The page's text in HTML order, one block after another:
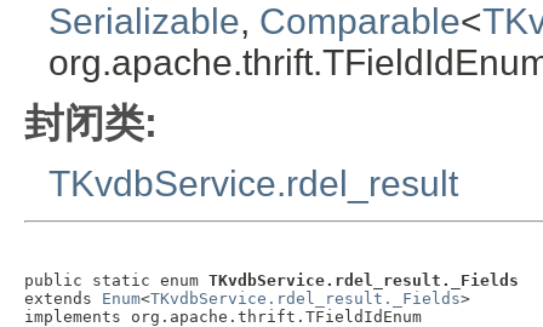
Serializable, Comparable<
封闭类:
TKvdbService.rdel_result
public static enum TKvdbService.rdel_result._Fields
extends Enum<TKvdbService.rdel_result._Fields>
implements org.apache.thrift.TFieldIdEnum